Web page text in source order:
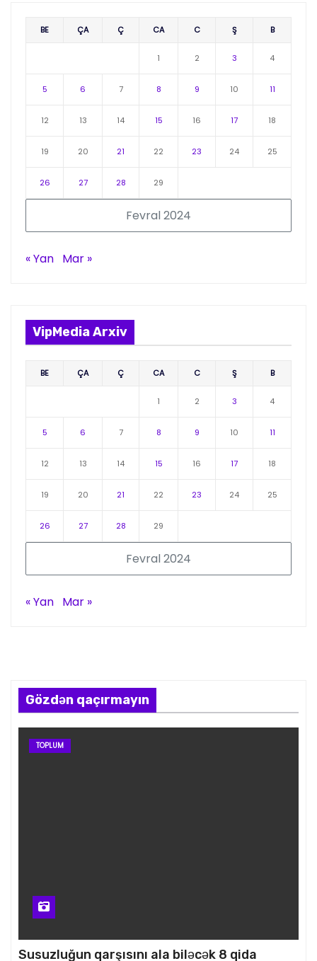
Fevral 2024
BE ÇA Ç CA C Ş B
1 2 3 4
5 6 7 8 9 10 11
12 13 14 15 16 17 18
19 20 21 22 23 24 25
26 27 28 29
« Yan Mar »
VipMedia Arxiv
Fevral 2024
BE ÇA Ç CA C Ş B
1 2 3 4
5 6 7 8 9 10 11
12 13 14 15 16 17 18
19 20 21 22 23 24 25
26 27 28 29
« Yan Mar »
Gözdən qaçırmayın
TOPLUM
Susuzluğun qarşısını ala biləcək 8 qida